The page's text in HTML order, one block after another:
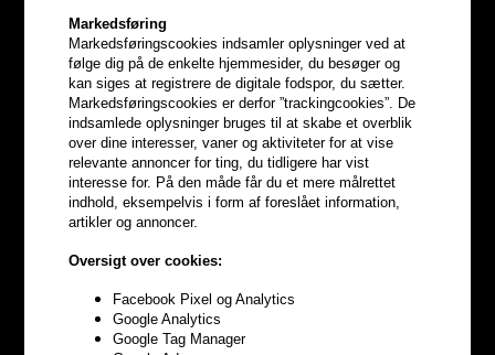
Markedsføring
Markedsføringscookies indsamler oplysninger ved at
følge dig på de enkelte hjemmesider, du besøger og
kan siges at registrere de digitale fodspor, du sætter.
Markedsføringscookies er derfor ”trackingcookies”. De
indsamlede oplysninger bruges til at skabe et overblik
over dine interesser, vaner og aktiviteter for at vise
relevante annoncer for ting, du tidligere har vist
interesse for. På den måde får du et mere målrettet
indhold, eksempelvis i form af foreslået information,
artikler og annoncer.
Oversigt over cookies:
Facebook Pixel og Analytics
Google Analytics
Google Tag Manager
Optjen5% bonuskroner
hele din ordre
Bliv helt gratis en del af vores kundeklub og optjen rabatter når du
BLIV GRATIS MEDLEM HER